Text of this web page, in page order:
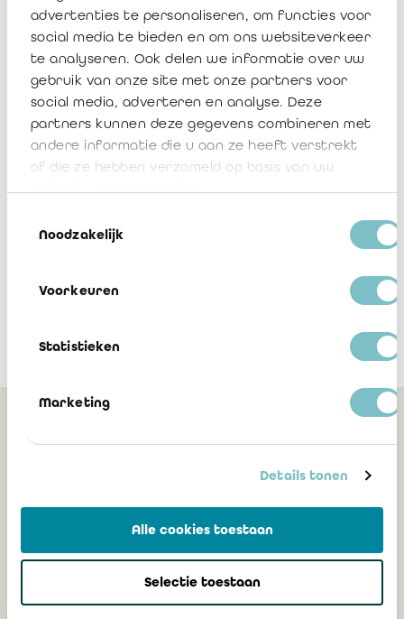
advertenties te personaliseren, om functies voor
social media te bieden en om ons websiteverkeer
te analyseren. Ook delen we informatie over uw
gebruik van onze site met onze partners voor
social media, adverteren en analyse. Deze
partners kunnen deze gegevens combineren met
andere informatie die u aan ze heeft verstrekt
of die ze hebben verzameld op basis van uw
Noodzakelijk
Voorkeuren
Statistieken
Marketing
Details tonen
Alle cookies toestaan
Selectie toestaan
bedrijfsrevisor zal zijn. Ik denk wel dat onze job nog hard zal
veranderen. Denk aan de opkomst van AI waardoor we
waarschijnlijk minder de routinetaakjes gaan moeten doen, en
meer het denkwerk. Ik ben alvast heel benieuwd wat de
toekomst nog gaat brengen."
Ook benieuwd of het beroep van bedrijfsrevisor
iets voor jou is? Ontdek het opTel mee
Gerelateerd
Eedaflegging 20 oktober: John-Nathan
28 november 2025